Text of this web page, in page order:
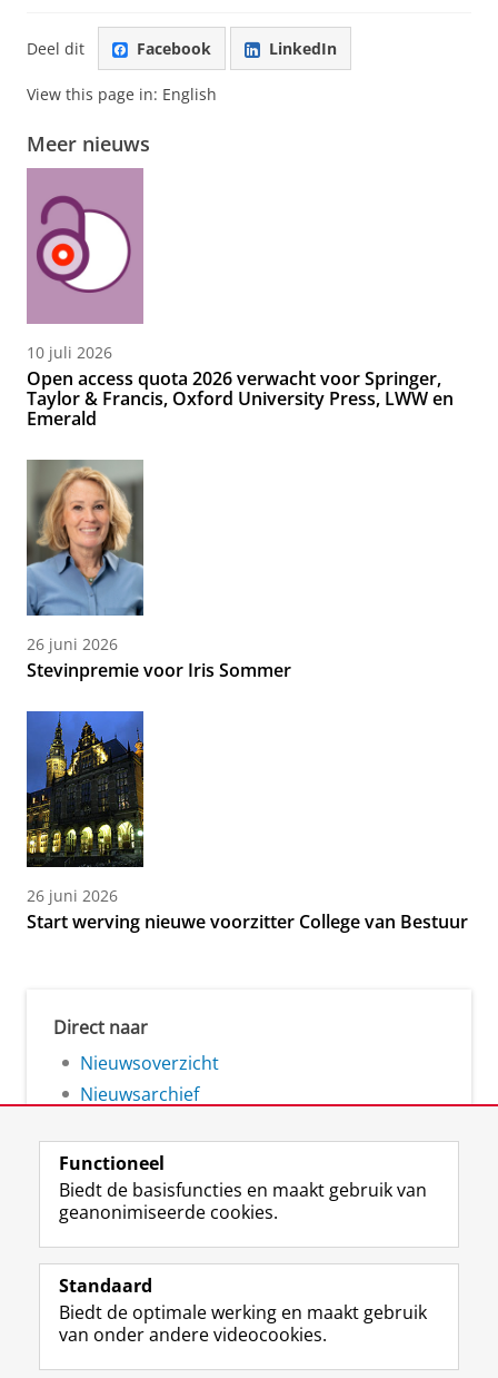
Deel dit Facebook LinkedIn
View this page in: English
Meer nieuws
10 juli 2026
Open access quota 2026 verwacht voor Springer,
Taylor & Francis, Oxford University Press, LWW en
Emerald
26 juni 2026
Stevinpremie voor Iris Sommer
26 juni 2026
Start werving nieuwe voorzitter College van Bestuur
Direct naar
Nieuwsoverzicht
Nieuwsarchief
Volg de RUG
F
a
e
b
L
i
k
e
R
S
-
f
I
n
t
Y
o
T
Studiekiezers
Functioneel
Biedt de basisfuncties en maakt gebruik van
geanonimiseerde cookies.
Standaard
Biedt de optimale werking en maakt gebruik
van onder andere videocookies.